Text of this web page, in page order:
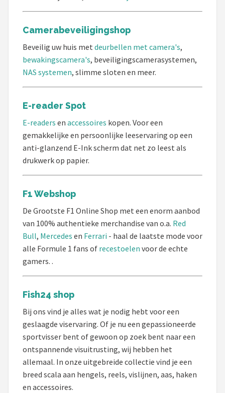
Camerabeveiligingshop
Beveilig uw huis met deurbellen met camera's,
bewakingscamera's, beveiligingscamerasystemen,
NAS systemen, slimme sloten en meer.
E-reader Spot
E-readers en accessoires kopen. Voor een
gemakkelijke en persoonlijke leeservaring op een
anti-glanzend E-Ink scherm dat net zo leest als
drukwerk op papier.
F1 Webshop
De Grootste F1 Online Shop met een enorm aanbod
van 100% authentieke merchandise van o.a. Red
Bull, Mercedes en Ferrari - haal de laatste mode voor
alle Formule 1 fans of recestoelen voor de echte
gamers. .
Fish24 shop
Bij ons vind je alles wat je nodig hebt voor een
geslaagde viservaring. Of je nu een gepassioneerde
sportvisser bent of gewoon op zoek bent naar een
ontspannende visuitrusting, wij hebben het
allemaal. In onze uitgebreide collectie vind je een
breed scala aan hengels, reels, vislijnen, aas, haken
en accessoires.